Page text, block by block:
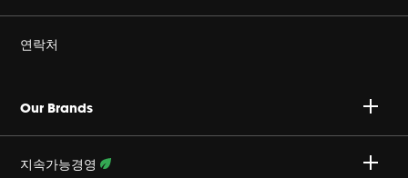
Harman Corporate
쿠키 정책
연락처
A/S 문의 : 02-553-3494
업무시간
Our Brands
지속가능경영